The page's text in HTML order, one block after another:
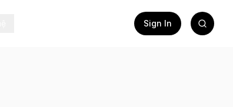
Sign In